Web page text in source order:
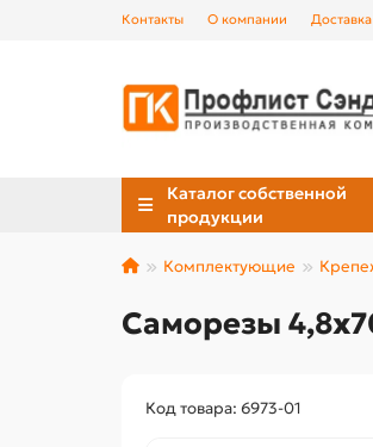
Контакты О компании Доставка
Каталог собственной
продукции
Комплектующие
Саморезы
Код товара: 6973-01